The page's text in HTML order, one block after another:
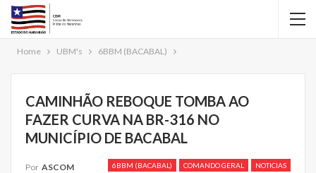
Home UBM's 6BBM (BACABAL)
CAMINHÃO REBOQUE TOMBA AO
FAZER CURVA NA BR-316 NO
MUNICÍPIO DE BACABAL
6BBM (BACABAL) COMANDO GERAL NOTICIAS
Por ASCOM